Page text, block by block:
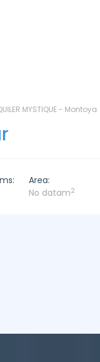
13 - Chacras de José
Area: